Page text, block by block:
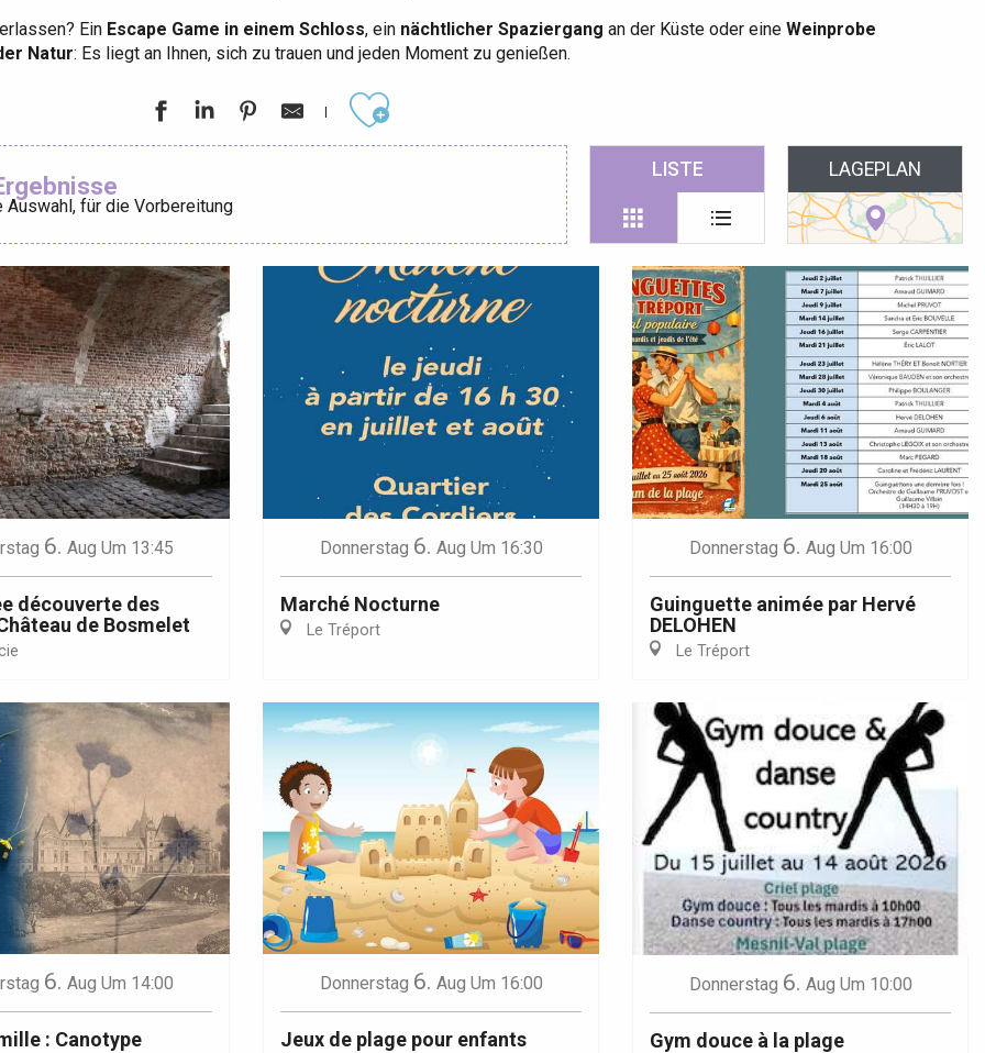
Lille 2h30
Bresle
Ein Escape Game in einem Schloss, ein nächtlicher Spaziergang an der Küste oder eine Weinprobe
Natur: Es liegt an Ihnen, sich zu trauen und jeden Moment zu genießen.
Ajouter aux favoris
Auswahl, für die Vorbereitung
LISTE LAGEPLAN
6. Aug Um 13:45
découverte des
de Bosmelet
Donnerstag 6. Aug Um 16:30
Marché Nocturne
Le Tréport
Donnerstag 6. Aug Um 16:00
Guinguette animée par Hervé
DELOHEN
Le Tréport
6. Aug Um 14:00
: Canotype
Donnerstag 6. Aug Um 16:00
Jeux de plage pour enfants
Donnerstag 6. Aug Um 10:00
Gym douce à la plage